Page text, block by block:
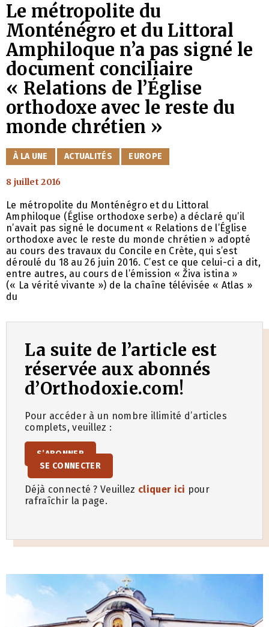
Le métropolite du
Monténégro et du Littoral
Amphiloque n’a pas signé le
document conciliaire
« Relations de l’Église
orthodoxe avec le reste du
monde chrétien »
CATÉGORIES
À LA UNE ACTUALITÉS EUROPE
8 juillet 2016
Le métropolite du Monténégro et du Littoral
Amphiloque (Église orthodoxe serbe) a déclaré qu’il
n’avait pas signé le document « Relations de l’Église
orthodoxe avec le reste du monde chrétien » adopté
au cours des travaux du Concile en Crète, qui s’est
déroulé du 18 au 26 juin 2016. C’est ce que celui-ci a dit,
entre autres, au cours de l’émission « Živa istina »
(« La vérité vivante ») de la chaîne télévisée « Atlas »
du
La suite de l’article est
réservée aux abonnés
d’Orthodoxie.com!
Pour accéder à un nombre illimité d’articles
complets, veuillez :
S’ABONNER
SE CONNECTER
Déjà connecté ? Veuillez cliquer ici pour
rafraîchir la page.